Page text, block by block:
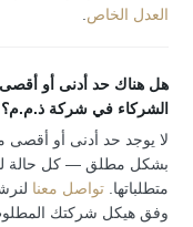
.
حد أدنى أو أقصى لعدد
في شركة ذ.م.م؟
حد أدنى أو أقصى محدد
— كل حالة لها
تواصل معنا لنرشدك
شركتك المطلوب.